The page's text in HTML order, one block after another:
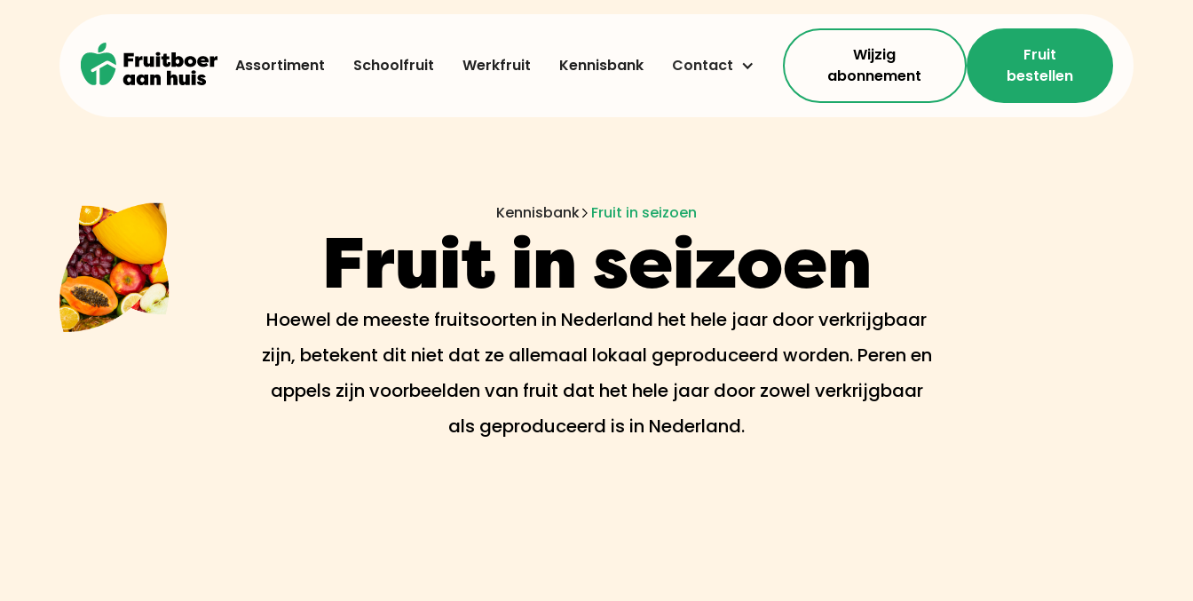
Assortiment Schoolfruit Werkfruit Kennisbank Contact
Wijzig
abonnement
Fruit
bestellen
Kennisbank Fruit in seizoen
Fruit in seizoen
Hoewel de meeste fruitsoorten in Nederland het hele jaar door verkrijgbaar
zijn, betekent dit niet dat ze allemaal lokaal geproduceerd worden. Peren en
appels zijn voorbeelden van fruit dat het hele jaar door zowel verkrijgbaar
als geproduceerd is in Nederland.